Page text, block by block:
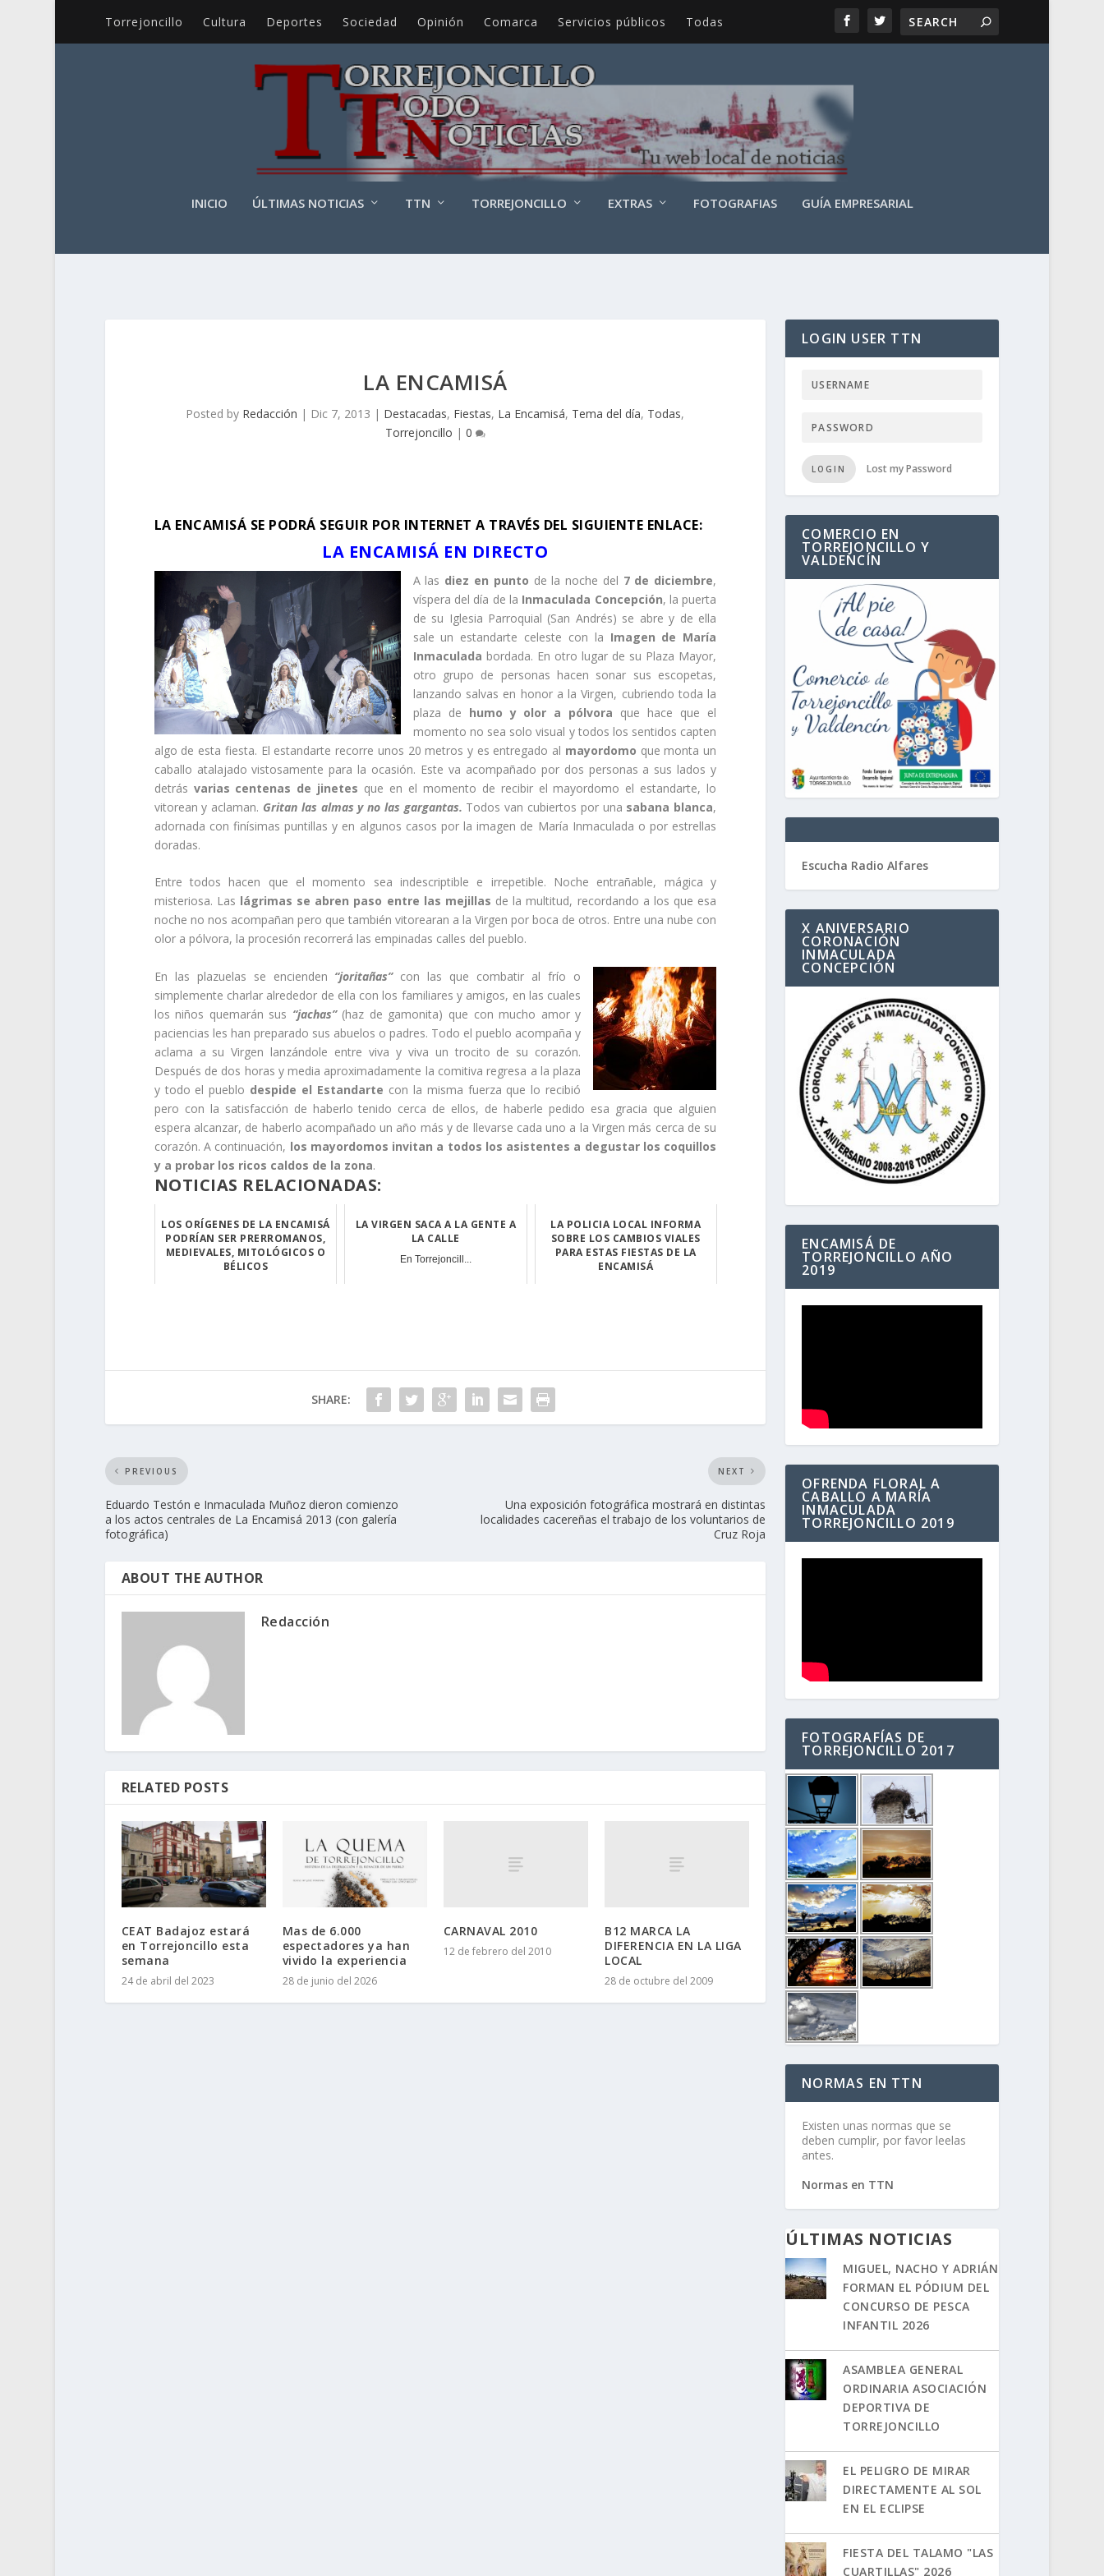
Torrejoncillo Cultura Deportes Sociedad Opinión Comarca Servicios públicos Todas
INICIO ÚLTIMAS NOTICIAS TTN TORREJONCILLO EXTRAS FOTOGRAFIAS GUÍA EMPRESARIAL
LA ENCAMISÁ
Posted by Redacción | Dic 7, 2013 | Destacadas, Fiestas, La Encamisá, Tema del día, Todas,
Torrejoncillo | 0
LA ENCAMISÁ SE PODRÁ SEGUIR POR INTERNET A TRAVÉS DEL SIGUIENTE ENLACE:
LA ENCAMISÁ EN DIRECTO
A las diez en punto de la noche del 7 de diciembre,
víspera del día de la Inmaculada Concepción, la puerta
de su Iglesia Parroquial (San Andrés) se abre y de ella
sale un estandarte celeste con la Imagen de María
Inmaculada bordada. En otro lugar de su Plaza Mayor,
otro grupo de personas hacen sonar sus escopetas,
lanzando salvas en honor a la Virgen, cubriendo toda la
plaza de humo y olor a pólvora que hace que el
momento no sea solo visual y todos los sentidos capten
algo de esta fiesta. El estandarte recorre unos 20 metros y es entregado al mayordomo que monta un
caballo atalajado vistosamente para la ocasión. Este va acompañado por dos personas a sus lados y
detrás varias centenas de jinetes que en el momento de recibir el mayordomo el estandarte, lo
vitorean y aclaman. Gritan las almas y no las gargantas. Todos van cubiertos por una sabana blanca,
adornada con finísimas puntillas y en algunos casos por la imagen de María Inmaculada o por estrellas
doradas.
Entre todos hacen que el momento sea indescriptible e irrepetible. Noche entrañable, mágica y
misteriosa. Las lágrimas se abren paso entre las mejillas de la multitud, recordando a los que esa
noche no nos acompañan pero que también vitorearan a la Virgen por boca de otros. Entre una nube con
olor a pólvora, la procesión recorrerá las empinadas calles del pueblo.
En las plazuelas se encienden “joritañas”con las que combatir al frío o
simplemente charlar alrededor de ella con los familiares y amigos, en las cuales
los niños quemarán sus “jachas”(haz de gamonita) que con mucho amor y
paciencias les han preparado sus abuelos o padres. Todo el pueblo acompaña y
aclama a su Virgen lanzándole entre viva y viva un trocito de su corazón.
Después de dos horas y media aproximadamente la comitiva regresa a la plaza
y todo el pueblo despide el Estandarte con la misma fuerza que lo recibió
pero con la satisfacción de haberlo tenido cerca de ellos, de haberle pedido esa gracia que alguien
espera alcanzar, de haberlo acompañado un año más y de llevarse cada uno a la Virgen más cerca de su
corazón. A continuación, los mayordomos invitan a todos los asistentes a degustar los coquillos
y a probar los ricos caldos de la zona.
NOTICIAS RELACIONADAS:
LOS ORÍGENES DE LA ENCAMISÁ
PODRÍAN SER PRERROMANOS,
MEDIEVALES, MITOLÓGICOS O
BÉLICOS
LA VIRGEN SACA A LA GENTE A
LA CALLE
En Torrejoncill...
LA POLICIA LOCAL INFORMA
SOBRE LOS CAMBIOS VIALES
PARA ESTAS FIESTAS DE LA
ENCAMISÁ
SHARE:
PREVIOUS
Eduardo Testón e Inmaculada Muñoz dieron comienzo
a los actos centrales de La Encamisá 2013 (con galería
fotográfica)
NEXT
Una exposición fotográfica mostrará en distintas
localidades cacereñas el trabajo de los voluntarios de
Cruz Roja
ABOUT THE AUTHOR
Redacción
RELATED POSTS
CEAT Badajoz estará
en Torrejoncillo esta
semana
24 de abril del 2023
Mas de 6.000
espectadores ya han
vivido la experiencia
28 de junio del 2026
CARNAVAL 2010
12 de febrero del 2010
B12 MARCA LA
DIFERENCIA EN LA LIGA
LOCAL
28 de octubre del 2009
LOGIN USER TTN
LOGIN Lost my Password
COMERCIO EN
TORREJONCILLO Y
VALDENCÍN
Escucha Radio Alfares
X ANIVERSARIO
CORONACIÓN
INMACULADA
CONCEPCIÓN
ENCAMISÁ DE
TORREJONCILLO AÑO
2019
OFRENDA FLORAL A
CABALLO A MARÍA
INMACULADA
TORREJONCILLO 2019
FOTOGRAFÍAS DE
TORREJONCILLO 2017
NORMAS EN TTN
Existen unas normas que se
deben cumplir, por favor leelas
antes.
Normas en TTN
ÚLTIMAS NOTICIAS
MIGUEL, NACHO Y ADRIÁN
FORMAN EL PÓDIUM DEL
CONCURSO DE PESCA
INFANTIL 2026
ASAMBLEA GENERAL
ORDINARIA ASOCIACIÓN
DEPORTIVA DE
TORREJONCILLO
EL PELIGRO DE MIRAR
DIRECTAMENTE AL SOL
EN EL ECLIPSE
FIESTA DEL TALAMO "LAS
CUARTILLAS" 2026